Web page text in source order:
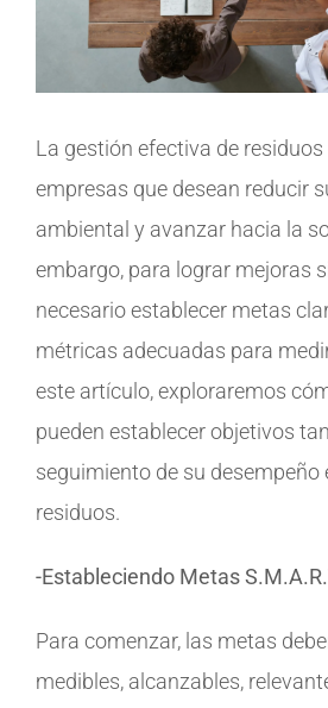
La gestión efectiva de
empresas que desean reducir
ambiental y avanzar hacia la
embargo, para lograr mejoras
necesario establecer metas
métricas adecuadas para
este artículo, exploraremos
pueden establecer objetivos
seguimiento de su desempeño
residuos.
-Estableciendo Metas
Para comenzar, las metas
medibles, alcanzables,